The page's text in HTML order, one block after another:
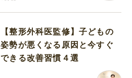
【整形外科医監修】子どもの
姿勢が悪くなる原因と今すぐ
できる改善習慣４選